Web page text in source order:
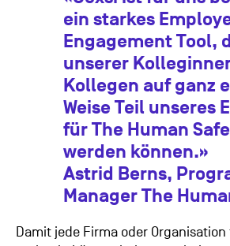
ein starkes
Engagement Tool,
unserer
Kollegen auf ganz
Weise Teil unseres
für The Human
werden können.»
Astrid Berns,
Manager The
Damit jede Firma oder